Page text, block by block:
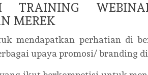
TRAINING
MEREK
mendapatkan perhatian di
upaya promosi/ branding